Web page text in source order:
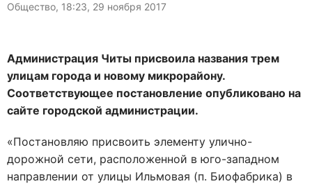
Общество, 18:23, 29 ноября 2017
Администрация Читы присвоила названия трем
улицам города и новому микрорайону.
Соответствующее постановление опубликовано на
сайте городской администрации.
«Постановляю присвоить элементу улично-
дорожной сети, расположенной в юго-западном
направлении от улицы Ильмовая (п. Биофабрика) в